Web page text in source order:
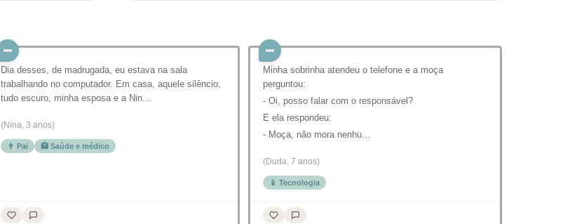
Dia desses, de madrugada, eu estava na sala
trabalhando no computador. Em casa, aquele silêncio,
tudo escuro, minha esposa e a Nin…
(Nina, 3 anos)
👨 Pai 🏥 Saúde e médico
Minha sobrinha atendeu o telefone e a moça
perguntou:
- Oi, posso falar com o responsável?
E ela respondeu:
- Moça, não mora nenhu…
(Duda, 7 anos)
📱 Tecnologia